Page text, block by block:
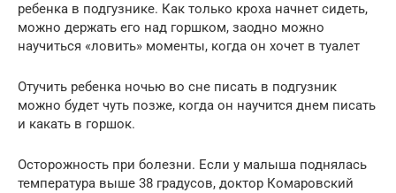
ребенка в подгузнике. Как только кроха начнет сидеть,
можно держать его над горшком, заодно можно
научиться «ловить» моменты, когда он хочет в туалет
Отучить ребенка ночью во сне писать в подгузник
можно будет чуть позже, когда он научится днем писать
и какать в горшок.
Осторожность при болезни. Если у малыша поднялась
температура выше 38 градусов, доктор Комаровский